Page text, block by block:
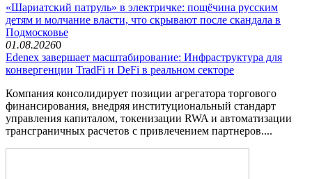
«Шариатский патруль» в электричке: пощёчина русским
детям и молчание власти, что скрывают после скандала в
Подмосковье
01.08.20260
Edenex завершает масштабирование: Инфраструктура для
конвергенции TradFi и DeFi в реальном секторе
Компания консолидирует позиции агрегатора торгового
финансирования, внедряя институциональный стандарт
управления капиталом, токенизации RWA и автоматизации
трансграничных расчетов с привлечением партнеров....